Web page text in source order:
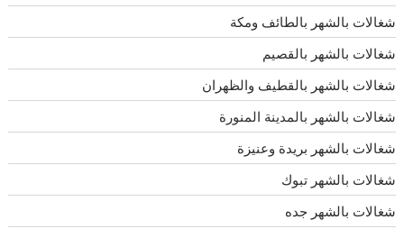
شغالات بالشهر بالطائف ومكة
شغالات بالشهر بالقصيم
شغالات بالشهر بالقطيف والظهران
شغالات بالشهر بالمدينة المنورة
شغالات بالشهر بريدة وعنيزة
شغالات بالشهر تبوك
شغالات بالشهر جده